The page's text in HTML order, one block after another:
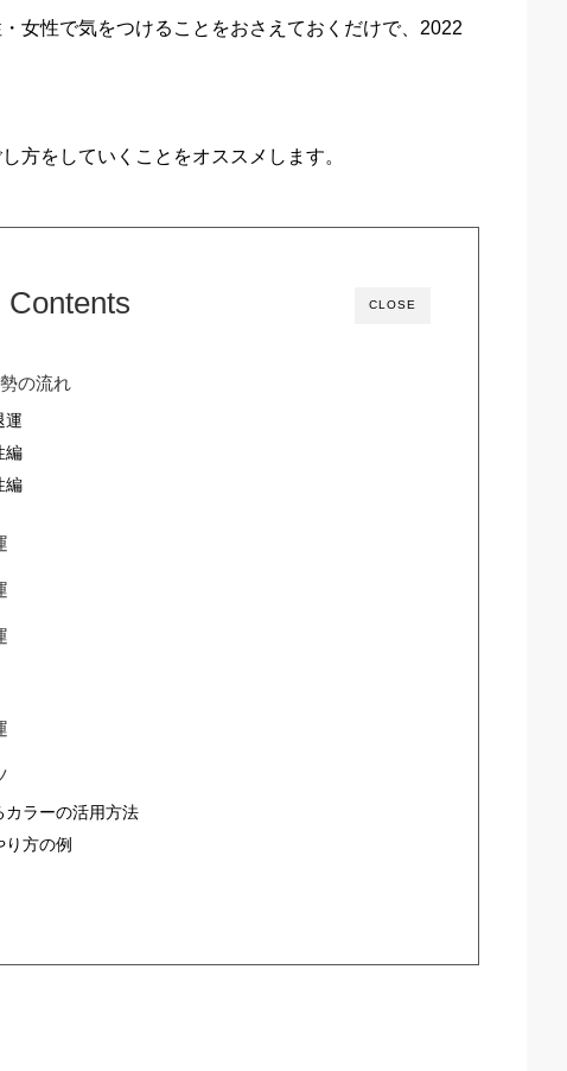
女性で気をつけることをおさえておくだけで、2022
方をしていくことをオススメします。
CLOSE
Contents
の流れ
運
編
編
カラーの活用方法
方の例